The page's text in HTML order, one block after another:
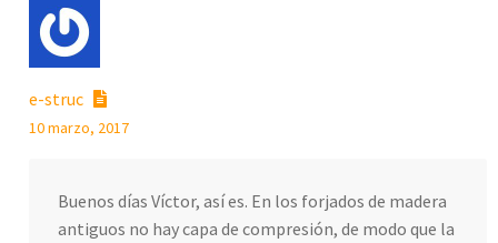
e-struc
10 marzo, 2017
Buenos días Víctor, así es. En los forjados de madera
antiguos no hay capa de compresión, de modo que la